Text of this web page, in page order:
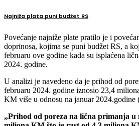
Najniža plata puni budžet RS
Povećanje najniže plate pratilo je i
doprinosa, kojima se puni budžet RS, a
februaru ove godine kada su isplaćena
2024. godine.
U analizi je navedeno da je prihod od
februaru 2024. godine iznosio 23,4
KM više u odnosu na januar
„Prihod od poreza na lična primanja u